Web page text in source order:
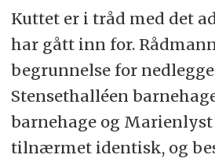
Kuttet er i tråd med det
har gått inn for.
begrunnelse for
Stensethalléen
barnehage og
tilnærmet identisk, og